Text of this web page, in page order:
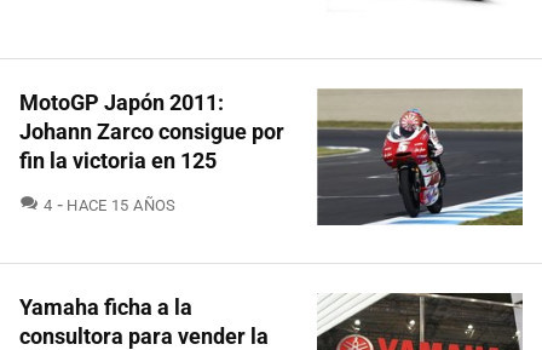
MotoGP Japón 2011:
Johann Zarco consigue por
fin la victoria en 125
4 COMENTARIOS
HACE 15 AÑOS
Yamaha ficha a la
consultora para vender la